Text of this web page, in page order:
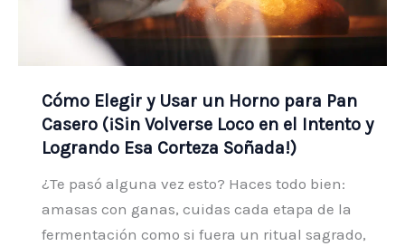
Cómo Elegir y Usar un Horno para Pan
Casero (¡Sin Volverse Loco en el Intento y
Logrando Esa Corteza Soñada!)
¿Te pasó alguna vez esto? Haces todo bien:
amasas con ganas, cuidas cada etapa de la
fermentación como si fuera un ritual sagrado,